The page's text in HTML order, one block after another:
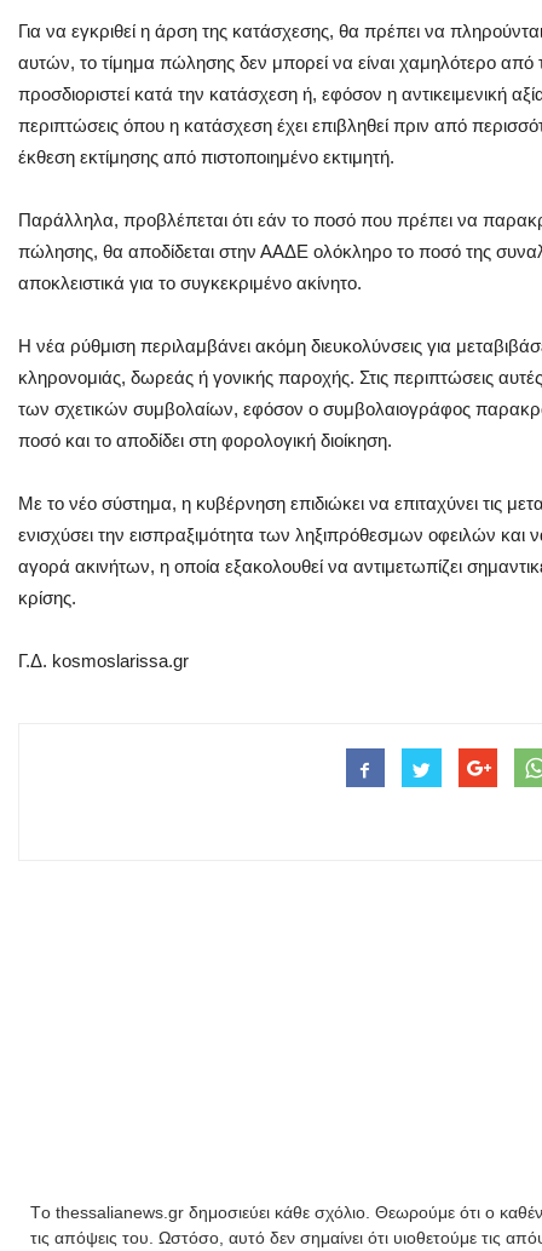
Για να εγκριθεί η άρση της κατάσχεσης, θα πρέπει να
αυτών, το τίμημα πώλησης δεν μπορεί να είναι χαμηλότερο από
προσδιοριστεί κατά την κατάσχεση ή, εφόσον η αντικειμενική
περιπτώσεις όπου η κατάσχεση έχει επιβληθεί πριν από
έκθεση εκτίμησης από πιστοποιημένο εκτιμητή.
Παράλληλα, προβλέπεται ότι εάν το ποσό που πρέπει να
πώλησης, θα αποδίδεται στην ΑΑΔΕ ολόκληρο το ποσό της
αποκλειστικά για το συγκεκριμένο ακίνητο.
Η νέα ρύθμιση περιλαμβάνει ακόμη διευκολύνσεις για
κληρονομιάς, δωρεάς ή γονικής παροχής. Στις περιπτώσεις
των σχετικών συμβολαίων, εφόσον ο συμβολαιογράφος
ποσό και το αποδίδει στη φορολογική διοίκηση.
Με το νέο σύστημα, η κυβέρνηση επιδιώκει να επιταχύνει τις
ενισχύσει την εισπραξιμότητα των ληξιπρόθεσμων οφειλών και
αγορά ακινήτων, η οποία εξακολουθεί να αντιμετωπίζει
κρίσης.
Γ.Δ. kosmoslarissa.gr
Tο thessalianews.gr δημοσιεύει κάθε σχόλιο. Θεωρούμε ότι ο
τις απόψεις του. Ωστόσο, αυτό δεν σημαίνει ότι υιοθετούμε τις